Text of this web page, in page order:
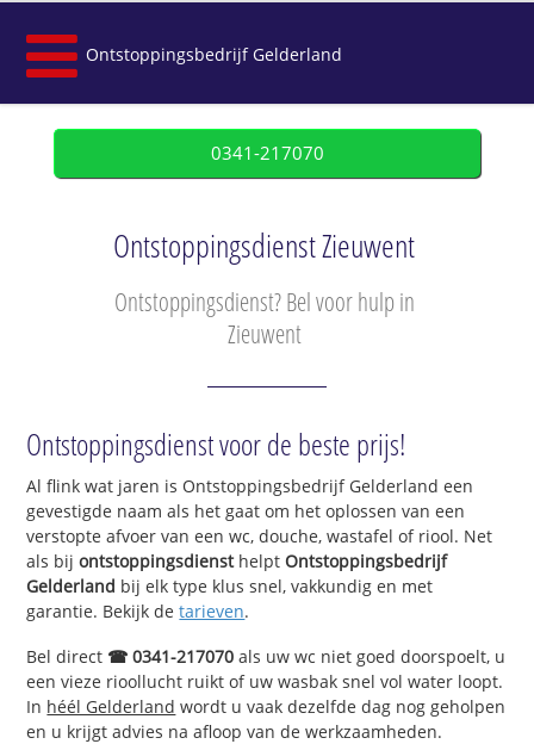
Ontstoppingsbedrijf Gelderland
0341-217070
Ontstoppingsdienst Zieuwent
Ontstoppingsdienst? Bel voor hulp in
Zieuwent
Ontstoppingsdienst voor de beste prijs!
Al flink wat jaren is Ontstoppingsbedrijf Gelderland een
gevestigde naam als het gaat om het oplossen van een
verstopte afvoer van een wc, douche, wastafel of riool. Net
als bijontstoppingsdiensthelptOntstoppingsbedrijf
Gelderland bij elk type klus snel, vakkundig en met
garantie. Bekijk detarieven.
Bel direct ☎ 0341-217070 als uw wc niet goed doorspoelt, u
een vieze rioollucht ruikt of uw wasbak snel vol water loopt.
In héél Gelderland wordt u vaak dezelfde dag nog geholpen
en u krijgt advies na afloop van de werkzaamheden.